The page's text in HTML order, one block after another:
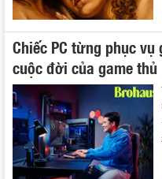
Chiếc PC từng phục
cuộc đời của game thủ